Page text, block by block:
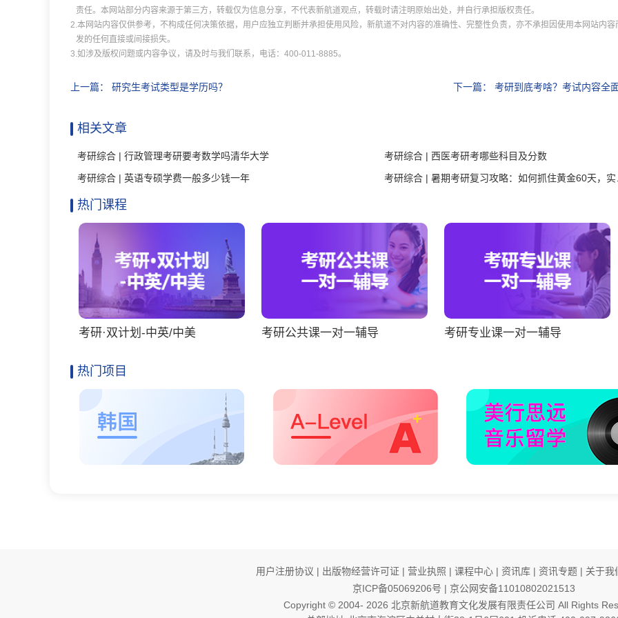
责任。本网站部分内容来源于第三方，转载仅为信息分享，不代表新航道观点，转载时请注明原始出处，并自行承担版权责任。
2.本网站内容仅供参考，不构成任何决策依据，用户应独立判断并承担使用风险，新航道不对内容的准确性、完整性负责，亦不承担因使用本网站内容
发的任何直接或间接损失。
3.如涉及版权问题或内容争议，请及时与我们联系，电话：400-011-8885。
上一篇： 研究生考试类型是学历吗？ 下一篇： 考研到底考啥？考试内容全
相关文章
考研综合 | 行政管理考研要考数学吗清华大学
考研综合 | 西医考研考哪些科目及分数
考研综合 | 英语专硕学费一般多少钱一年
热门课程
考研·双计划-中英/中美 考研公共课一对一辅导 考研专业课一对一辅导
热门项目
用户注册协议 | 出版物经营许可证 | 营业执照 | 课程中心 | 资讯库 | 资讯专题 | 关于我
京ICP备05069206号 | 京公网安备11010802021513
Copyright © 2004- 2026 北京新航道教育文化发展有限责任公司 All Rights